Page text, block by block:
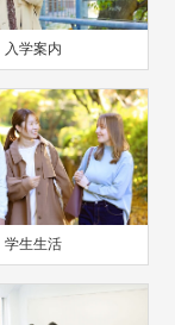
入学案内
学生生活